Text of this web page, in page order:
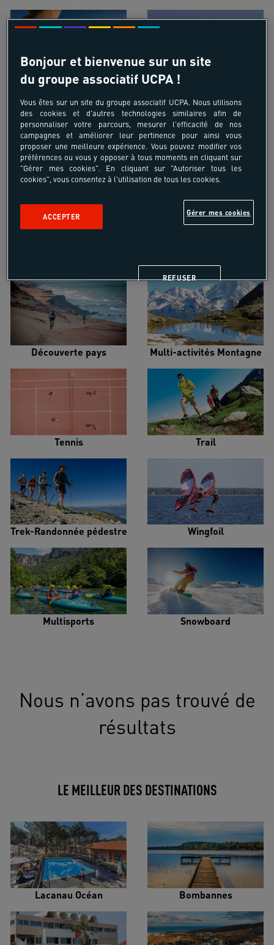
Ski alpin
Croisière voilier Alpinisme
Découverte pays Multi-activités Montagne
Tennis Trail
Trek-Randonnée pédestre Wingfoil
Multisports Snowboard
Nous n’avons pas trouvé de
résultats
LE MEILLEUR DES DESTINATIONS
Lacanau Océan Bombannes
Bonjour et bienvenue sur un site
du groupe associatif UCPA !
Vous êtes sur un site du groupe associatif UCPA. Nous utilisons
des cookies et d'autres technologies similaires afin de
personnaliser votre parcours, mesurer l'efficacité de nos
campagnes et améliorer leur pertinence pour ainsi vous
proposer une meilleure expérience. Vous pouvez modifier vos
préférences ou vous y opposer à tous moments en cliquant sur
"Gérer mes cookies". En cliquant sur "Autoriser tous les
cookies", vous consentez à l'utilisation de tous les cookies.
Gérer mes cookies
REFUSER
ACCEPTER